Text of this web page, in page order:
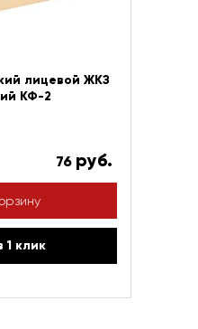
лицевой ЖКЗ
КФ-2
76 руб.
1 клик